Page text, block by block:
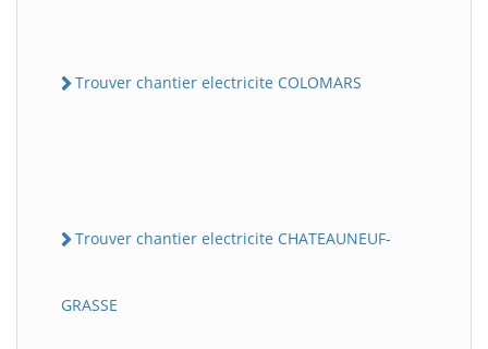
Trouver chantier electricite COLOMARS
Trouver chantier electricite CHATEAUNEUF-
GRASSE